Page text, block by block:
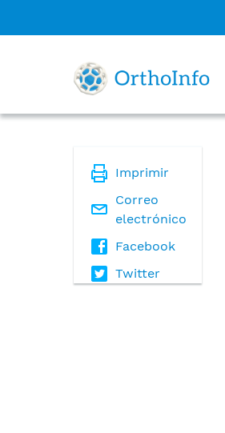
Imprimir
Correo
electrónico
Facebook
Twitter